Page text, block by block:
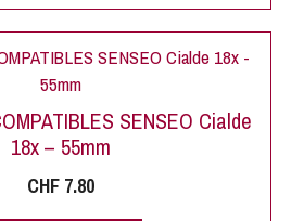
SENSEO Cialde
18x – 55mm
CHF 7.80